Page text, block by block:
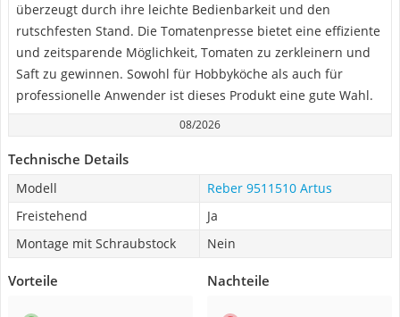
überzeugt durch ihre leichte Bedienbarkeit und den
rutschfesten Stand. Die Tomatenpresse bietet eine effiziente
und zeitsparende Möglichkeit, Tomaten zu zerkleinern und
Saft zu gewinnen. Sowohl für Hobbyköche als auch für
professionelle Anwender ist dieses Produkt eine gute Wahl.
08/2026
Technische Details
Modell
Reber 9511510 Artus
Freistehend
Ja
Montage mit Schraubstock
Nein
Vorteile Nachteile